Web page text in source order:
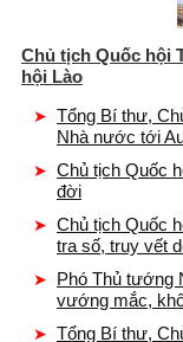
Chủ tịch Quốc hội
hội Lào
Tổng Bí thư,
Nhà nước tới
Chủ tịch Quốc
đời
Chủ tịch Quốc
tra số, truy vết
Phó Thủ tướng
vướng mắc,
Tổng Bí thư,